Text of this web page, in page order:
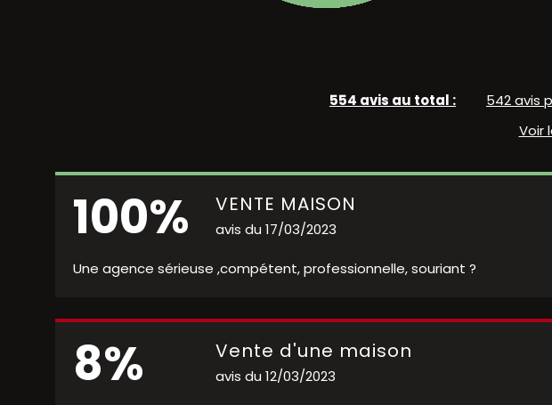
554 avis au total : 542 avis
Voir
100% VENTE MAISON
avis du 17/03/2023
Une agence sérieuse ,compétent, professionnelle, souriant ?
8% Vente d'une maison
avis du 12/03/2023